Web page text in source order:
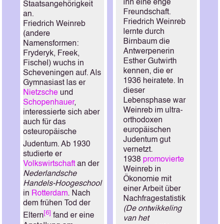
Staatsangehörigkeit
an.
Friedrich Weinreb
(andere
Namensformen:
Fryderyk, Freek,
Fischel) wuchs in
Scheveningen auf. Als
Gymnasiast las er
Nietzsche und
Schopenhauer,
interessierte sich aber
auch für das
osteuropäische
Judentum. Ab 1930
studierte er
Volkswirtschaft an der
Nederlandsche
Handels-Hoogeschool
in Rotterdam. Nach
dem frühen Tod der
Eltern [6]
fand er eine
ihn eine enge
Freundschaft.
Friedrich Weinreb
lernte durch
Birnbaum die
Antwerpenerin
Esther Gutwirth
kennen, die er
1936 heiratete. In
dieser
Lebensphase war
Weinreb im ultra-
orthodoxen
europäischen
Judentum gut
vernetzt.
1938 promovierte
Weinreb in
Ökonomie mit
einer Arbeit über
Nachfragestatistik
(De ontwikkeling
van het